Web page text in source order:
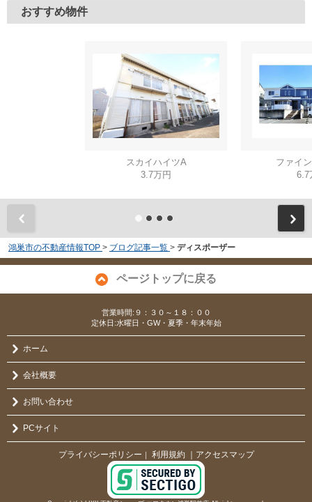
おすすめ物件
スカイハイツA
3.7万円
ファイ
6.7
鴻巣市の不動産情報TOP > ブログ記事一覧 > ディスポーザー
ページトップに戻る
営業時間:９：３０～１８：００
定休日:水曜日・GW・夏季・年末年始
ホーム
会社概要
お問い合わせ
PCサイト
プライバシーポリシー ｜ 利用規約 ｜アクセスマップ